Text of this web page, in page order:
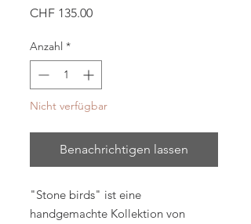
CHF 135.00Preis
Anzahl *
Nicht verfügbar
Benachrichtigen lassen
"Stone birds" ist eine
handgemachte Kollektion von